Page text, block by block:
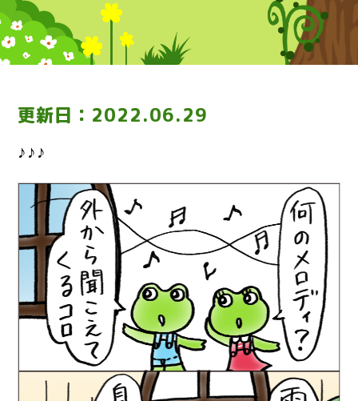
更新日： 2022.06.29
♪♪♪